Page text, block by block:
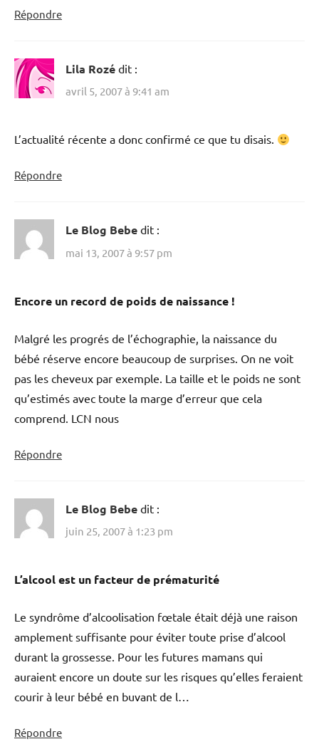
Répondre
Lila Rozé dit :
avril 5, 2007 à 9:41 am
L’actualité récente a donc confirmé ce que tu disais.
Répondre
Le Blog Bebe dit :
mai 13, 2007 à 9:57 pm
Encore un record de poids de naissance !
Malgré les progrés de l’échographie, la naissance du
bébé réserve encore beaucoup de surprises. On ne voit
pas les cheveux par exemple. La taille et le poids ne sont
qu’estimés avec toute la marge d’erreur que cela
comprend. LCN nous
Répondre
Le Blog Bebe dit :
juin 25, 2007 à 1:23 pm
L’alcool est un facteur de prématurité
Le syndrôme d’alcoolisation fœtale était déjà une raison
amplement suffisante pour éviter toute prise d’alcool
durant la grossesse. Pour les futures mamans qui
auraient encore un doute sur les risques qu’elles feraient
courir à leur bébé en buvant de l…
Répondre